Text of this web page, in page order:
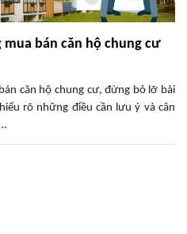
bán căn hộ chung cư
căn hộ chung cư, đừng bỏ lỡ bài
rõ những điều cần lưu ý và cân